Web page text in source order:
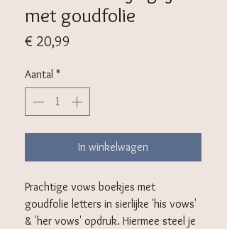
met goudfolie
€ 20,99
Aantal *
In winkelwagen
Prachtige vows boekjes met
goudfolie letters in sierlijke 'his vows'
& 'her vows' opdruk. Hiermee steel je